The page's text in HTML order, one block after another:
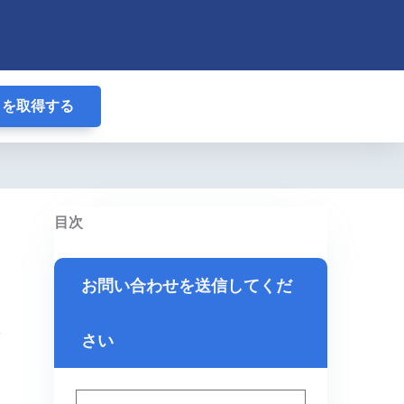
取得する
目次
お問い合わせを送信してくだ
さい